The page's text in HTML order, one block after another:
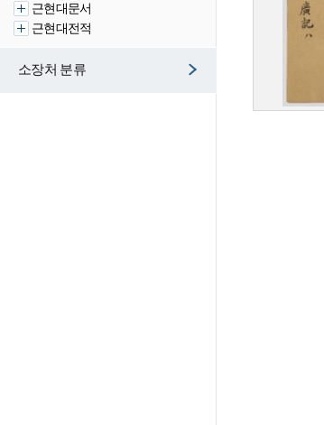
근현대문서
근현대전적
소장처 분류